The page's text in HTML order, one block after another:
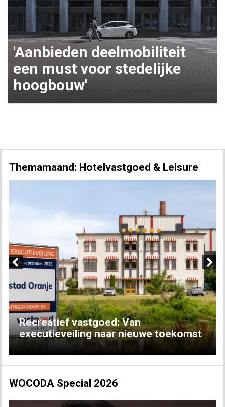
'Aanbieden deelmobiliteit
een must voor stedelijke
hoogbouw'
Themamaand: Hotelvastgoed & Leisure
Recreatief vastgoed: Van
executieveiling naar nieuwe toekomst
Next
WOCODA Special 2026